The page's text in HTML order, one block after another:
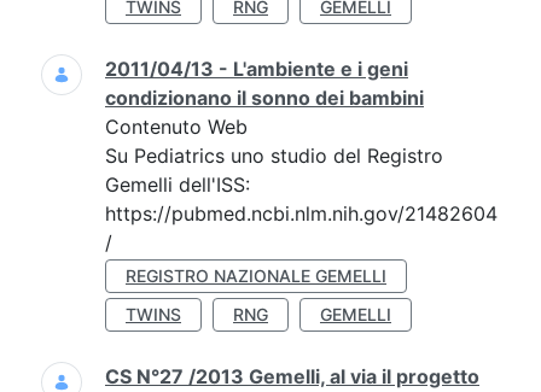
TWINS
RNG GEMELLI
2011/04/13 - L'ambiente e i geni
condizionano il sonno dei bambini
Contenuto Web
Su Pediatrics uno studio del Registro
Gemelli dell'ISS:
https://pubmed.ncbi.nlm.nih.gov/21482604
/
REGISTRO NAZIONALE GEMELLI
TWINS
RNG GEMELLI
CS N°27 /2013 Gemelli, al via il progetto